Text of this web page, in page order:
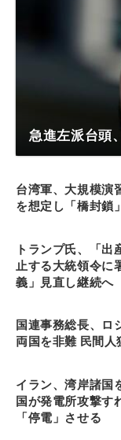
急進左派台頭
台湾軍、大規模演
を想定し「橋封鎖」
トランプ氏、「出
止する大統領令に
義」見直し継続へ
国連事務総長、ロ
両国を非難 民間人
イラン、湾岸諸国
国が発電所攻撃す
「停電」させる